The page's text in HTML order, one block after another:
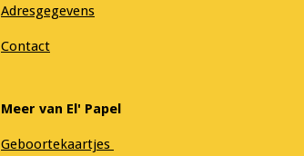
Adresgegevens
Contact
Meer van El' Papel
Geboortekaartjes